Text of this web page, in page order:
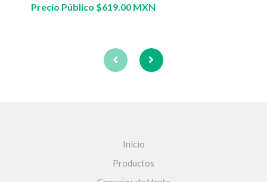
Precio Público $619.00 MXN
Inicio
Productos